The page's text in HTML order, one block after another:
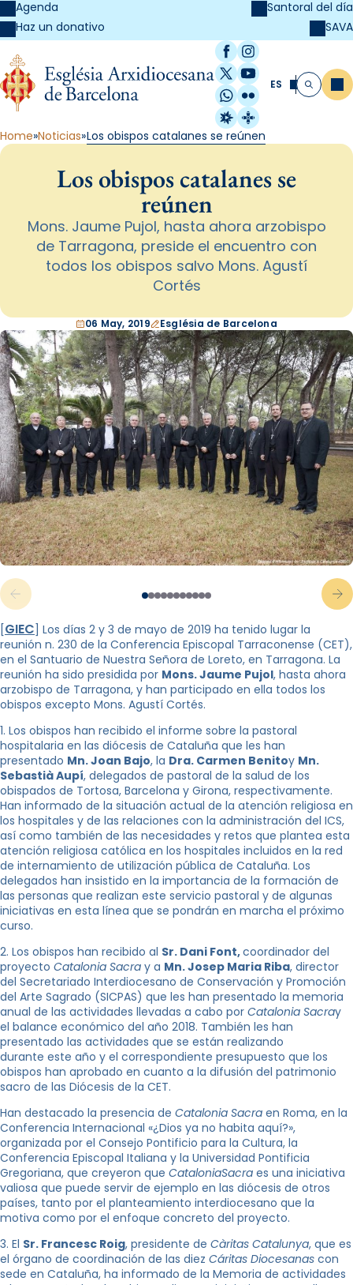
Agenda
Haz un donativo
Santoral del día
SAVA
Facebook
Instagram
X / Twitter
YouTube
WhatsApp
Flickr
Radio Estel
Catalunya
ES Buscar
Home Noticias Los obispos catalanes se reúnen
Los obispos catalanes se
reúnen
Mons. Jaume Pujol, hasta ahora arzobispo
de Tarragona, preside el encuentro con
todos los obispos salvo Mons. Agustí
Cortés
06 May, 2019 Església de Barcelona
[GIEC] Los días 2 y 3 de mayo de 2019 ha tenido lugar la
reunión n. 230 de la Conferencia Episcopal Tarraconense (CET),
en el Santuario de Nuestra Señora de Loreto, en Tarragona. La
reunión ha sido presidida por Mons. Jaume Pujol, hasta ahora
arzobispo de Tarragona, y han participado en ella todos los
obispos excepto Mons. Agustí Cortés.
1. Los obispos han recibido el informe sobre la pastoral
hospitalaria en las diócesis de Cataluña que les han
presentado Mn. Joan Bajo, la Dra. Carmen Benitoy Mn.
Sebastià Aupí, delegados de pastoral de la salud de los
obispados de Tortosa, Barcelona y Girona, respectivamente.
Han informado de la situación actual de la atención religiosa en
los hospitales y de las relaciones con la administración del ICS,
así como también de las necesidades y retos que plantea esta
atención religiosa católica en los hospitales incluidos en la red
de internamiento de utilización pública de Cataluña. Los
delegados han insistido en la importancia de la formación de
las personas que realizan este servicio pastoral y de algunas
iniciativas en esta línea que se pondrán en marcha el próximo
curso.
2. Los obispos han recibido al Sr. Dani Font,coordinador del
proyecto Catalonia Sacra y a Mn. Josep Maria Riba, director
del Secretariado Interdiocesano de Conservación y Promoción
del Arte Sagrado (SICPAS) que les han presentado la memoria
anual de las actividades llevadas a cabo por Catalonia Sacray
el balance económico del año 2018. También les han
presentado las actividades que se están realizando
durante este año y el correspondiente presupuesto que los
obispos han aprobado en cuanto a la difusión del patrimonio
sacro de las Diócesis de la CET.
Han destacado la presencia de Catalonia Sacra en Roma, en la
Conferencia Internacional «¿Dios ya no habita aquí?»,
organizada por el Consejo Pontificio para la Cultura, la
Conferencia Episcopal Italiana y la Universidad Pontificia
Gregoriana, que creyeron que CataloniaSacra es una iniciativa
valiosa que puede servir de ejemplo en las diócesis de otros
países, tanto por el planteamiento interdiocesano que la
motiva como por el enfoque concreto del proyecto.
3. El Sr. Francesc Roig, presidente de Càritas Catalunya, que es
el órgano de coordinación de las diez Cáritas Diocesanas con
sede en Cataluña, ha informado de la Memoria de actividades